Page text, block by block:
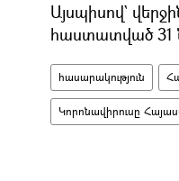
Այսպիսով`
հաստատված 31
հասարակություն
Կորոնավիրուսը